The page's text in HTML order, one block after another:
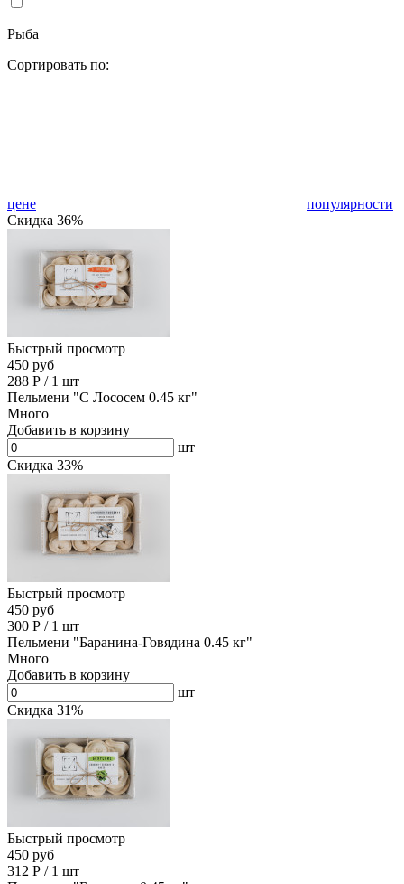
Рыба
Сортировать по:
цене
популярности
Скидка 36%
Быстрый просмотр
450 руб
288 Р / 1 шт
Пельмени "С Лососем 0.45 кг"
Много
Добавить в корзину
шт
Скидка 33%
Быстрый просмотр
450 руб
300 Р / 1 шт
Пельмени "Баранина-Говядина 0.45 кг"
Много
Добавить в корзину
шт
Скидка 31%
Быстрый просмотр
450 руб
312 Р / 1 шт